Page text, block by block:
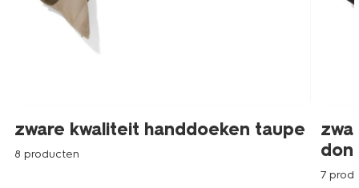
zware kwaliteit handdoeken taupe
8 producten
7